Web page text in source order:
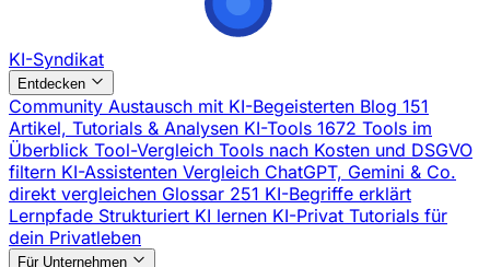
KI-Syndikat
Entdecken
Community Austausch mit KI-Begeisterten Blog 151
Artikel, Tutorials & Analysen KI-Tools 1672 Tools im
Überblick Tool-Vergleich Tools nach Kosten und DSGVO
filtern KI-Assistenten Vergleich ChatGPT, Gemini & Co.
direkt vergleichen Glossar 251 KI-Begriffe erklärt
Lernpfade Strukturiert KI lernen KI-Privat Tutorials für
dein Privatleben
Für Unternehmen